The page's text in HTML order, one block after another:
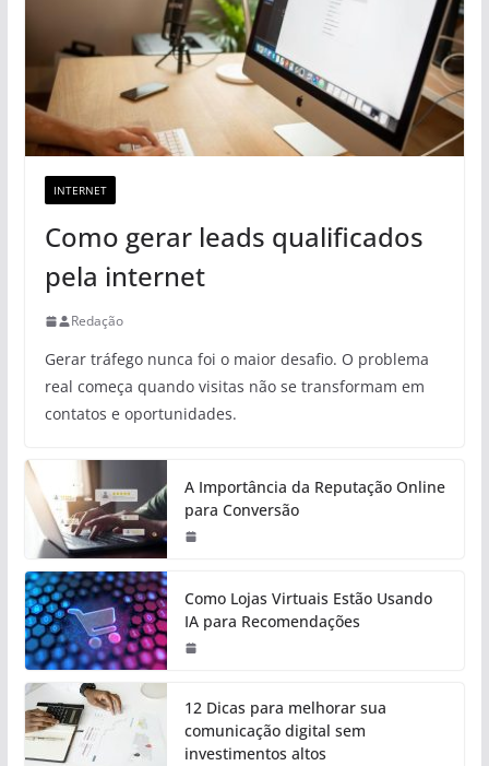
INTERNET
Como gerar leads qualificados
pela internet
Redação
Gerar tráfego nunca foi o maior desafio. O problema
real começa quando visitas não se transformam em
contatos e oportunidades.
A Importância da Reputação Online
para Conversão
Como Lojas Virtuais Estão Usando
IA para Recomendações
12 Dicas para melhorar sua
comunicação digital sem
investimentos altos